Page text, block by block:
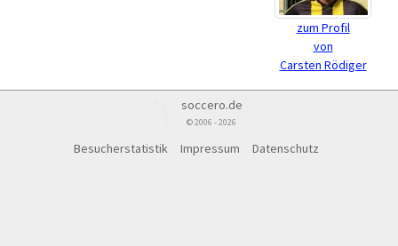
zum Profil
von
Carsten Rödiger
soccero.de
© 2006 - 2026
Besucherstatistik Impressum Datenschutz